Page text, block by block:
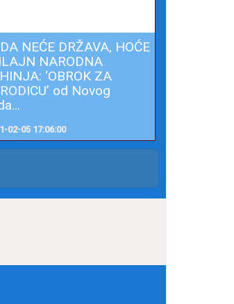
NEĆE DRŽAVA, HOĆE
NARODNA
‘OBROK ZA
od Novog
02-05 17:06:00